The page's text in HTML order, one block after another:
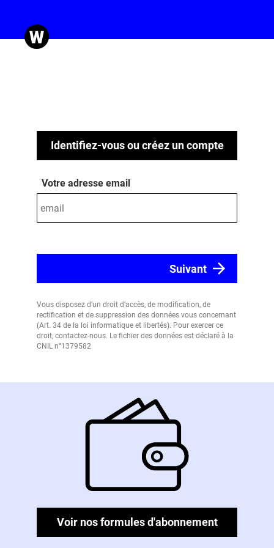
Identifiez-vous ou créez un compte
Votre adresse email
Vous disposez d’un droit d’accès, de modification, de
rectification et de suppression des données vous concernant
(Art. 34 de la loi informatique et libertés). Pour exercer ce
droit, contactez-nous. Le fichier des données est déclaré à la
CNIL n°1379582
Voir nos formules d'abonnement